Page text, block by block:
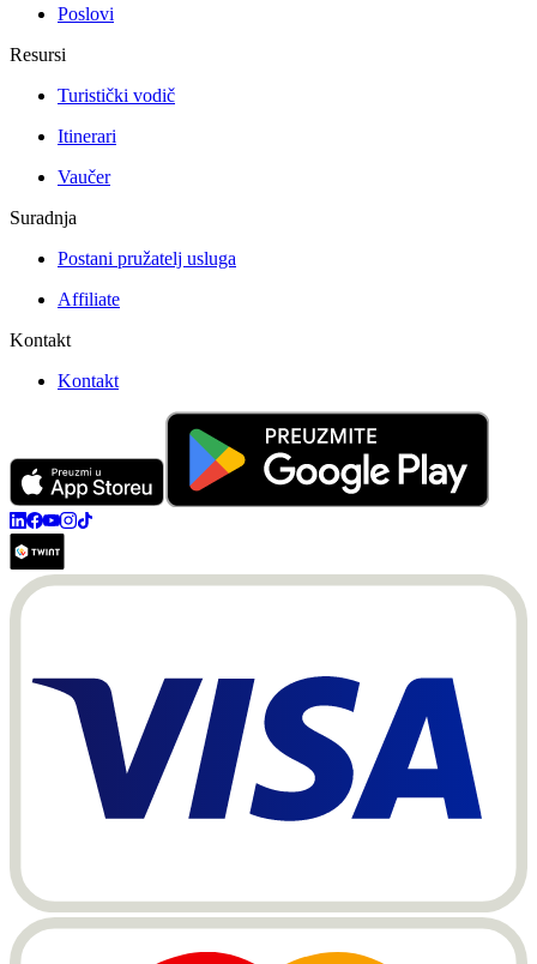
Poslovi
Resursi
Turistički vodič
Itinerari
Vaučer
Suradnja
Postani pružatelj usluga
Affiliate
Kontakt
Kontakt